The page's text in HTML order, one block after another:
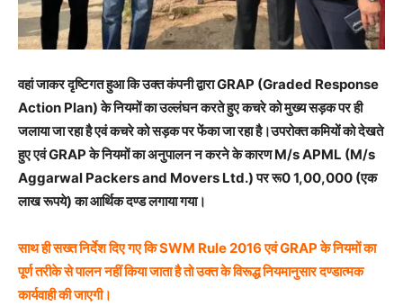
वहां जाकर दृष्टिगत हुआ कि उक्त कंपनी द्वारा GRAP (Graded Response
Action Plan) के नियमों का उल्लंघन करते हुए कचरे को मुख्य सड़क पर ही
जलाया जा रहा है एवं कचरे को सड़क पर फेंका जा रहा है।उपरोक्त कमियों को देखते
हुए एवं GRAP के नियमों का अनुपालन न करने के कारण M/s APML (M/s
Aggarwal Packers and Movers Ltd.) पर रू0 1,00,000 (एक
लाख रूपये) का आर्थिक दण्ड लगाया गया।
साथ ही सख्त निर्देश दिए गए कि SWM Rule 2016 एवं GRAP के नियमों का
पूर्ण तरीके से पालन नहीं किया जाता है तो उक्त के विरूद्ध नियमानुसार दण्डात्मक
कार्यवाही की जाएगी।